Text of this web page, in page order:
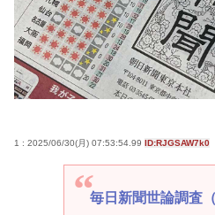
1 : 2025/06/30(月) 07:53:54.99 ID:RJGSAW7k0
毎日新聞世論調査